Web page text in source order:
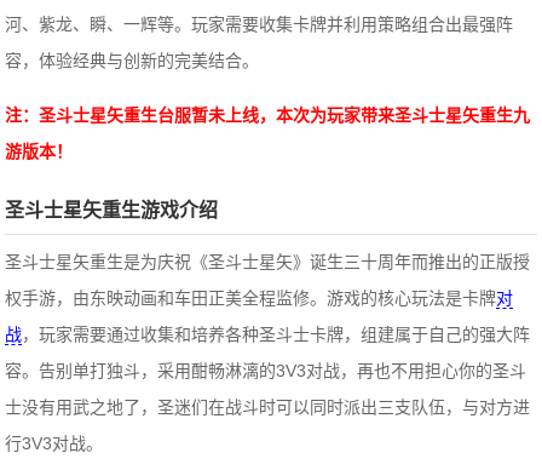
河、紫龙、瞬、一辉等。玩家需要收集卡牌并利用策略组合出最强阵
容，体验经典与创新的完美结合。
注：圣斗士星矢重生台服暂未上线，本次为玩家带来圣斗士星矢重生九
游版本！
圣斗士星矢重生游戏介绍
圣斗士星矢重生是为庆祝《圣斗士星矢》诞生三十周年而推出的正版授
权手游，由东映动画和车田正美全程监修。游戏的核心玩法是卡牌对
战，玩家需要通过收集和培养各种圣斗士卡牌，组建属于自己的强大阵
容。告别单打独斗，采用酣畅淋漓的3V3对战，再也不用担心你的圣斗
士没有用武之地了，圣迷们在战斗时可以同时派出三支队伍，与对方进
行3V3对战。